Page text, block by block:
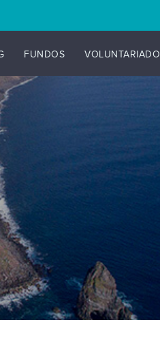
FUNDOS VOLUNTARIADO